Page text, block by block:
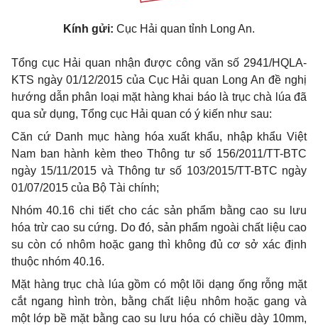
Kính gửi: Cục Hải quan tỉnh Long An.
Tổng cục Hải quan nhận được công văn số 2941/HQLA-
KTS ngày 01/12/2015 của Cục Hải quan Long An đề nghị
hướng dẫn phân loại mặt hàng khai báo là trục chà lúa đã
qua sử dụng, Tổng cục Hải quan có ý kiến như sau:
Căn cứ Danh mục hàng hóa xuất khẩu, nhập khẩu Việt
Nam ban hành kèm theo Thông tư số 156/2011/TT-BTC
ngày 15/11/2015 và Thông tư số 103/2015/TT-BTC ngày
01/07/2015 của Bộ Tài chính;
Nhóm 40.16 chi tiết cho các sản phẩm bằng cao su lưu
hóa trừ cao su cứng. Do đó, sản phẩm ngoài chất liệu cao
su còn có nhôm hoặc gang thì không đủ cơ sở xác định
thuộc nhóm 40.16.
Mặt hàng trục chà lúa gồm có một lõi dạng ống rỗng mặt
cắt ngang hình tròn, bằng chất liệu nhôm hoặc gang và
một lớp bề mặt bằng cao su lưu hóa có chiều dày 10mm,